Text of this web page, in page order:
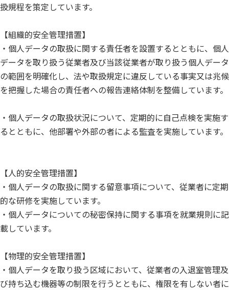
扱規程を策定しています。
【組織的安全管理措置】
・個人データの取扱に関する責任者を設置するとともに、個人
データを取り扱う従業者及び当該従業者が取り扱う個人データ
の範囲を明確化し、法や取扱規定に違反している事実又は兆候
を把握した場合の責任者への報告連絡体制を整備しています。
・個人データの取扱状況について、定期的に自己点検を実施す
るとともに、他部署や外部の者による監査を実施しています。
【人的安全管理措置】
・個人データの取扱に関する留意事項について、従業者に定期
的な研修を実施しています。
・個人データについての秘密保持に関する事項を就業規則に記
載しています。
【物理的安全管理措置】
・個人データを取り扱う区域において、従業者の入退室管理及
び持ち込む機器等の制限を行うとともに、権限を有しない者に